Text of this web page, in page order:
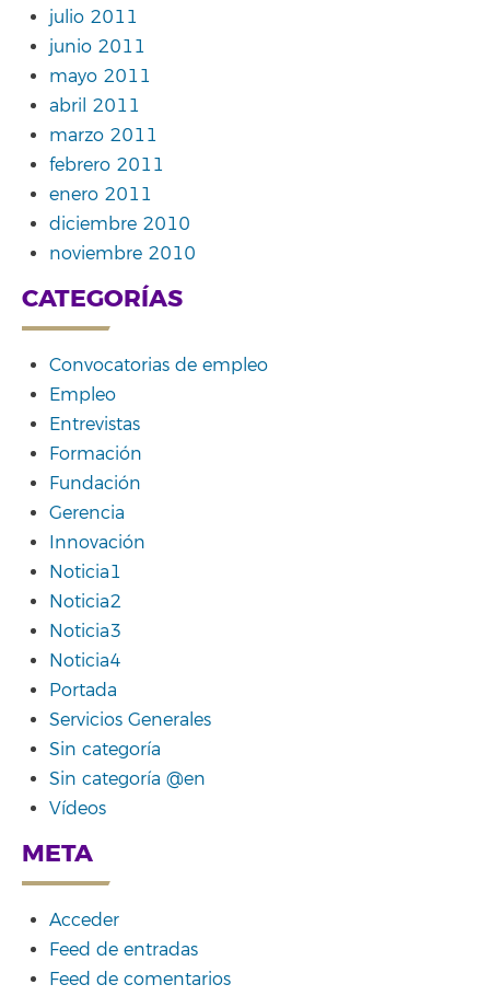
julio 2011
junio 2011
mayo 2011
abril 2011
marzo 2011
febrero 2011
enero 2011
diciembre 2010
noviembre 2010
CATEGORÍAS
Convocatorias de empleo
Empleo
Entrevistas
Formación
Fundación
Gerencia
Innovación
Noticia1
Noticia2
Noticia3
Noticia4
Portada
Servicios Generales
Sin categoría
Sin categoría @en
Vídeos
META
Acceder
Feed de entradas
Feed de comentarios